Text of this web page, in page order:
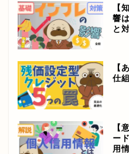
【
響
と
【
仕
【
ー
用